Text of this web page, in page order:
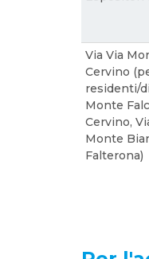
Via Via
Cervino
residenti/
Monte
Cervino,
Monte
Falterona)